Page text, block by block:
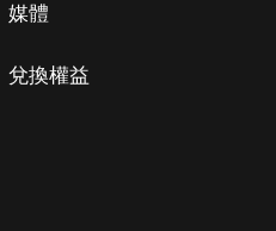
媒體
兌換權益